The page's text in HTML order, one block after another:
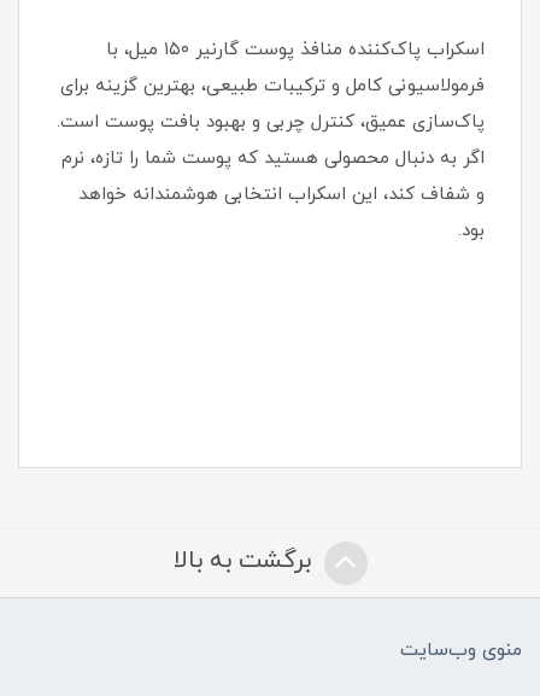
اسکراب پاک‌کننده منافذ پوست گارنیر ۱۵۰ میل، با
فرمولاسیونی کامل و ترکیبات طبیعی، بهترین گزینه برای
پاک‌سازی عمیق، کنترل چربی و بهبود بافت پوست است.
اگر به دنبال محصولی هستید که پوست شما را تازه، نرم
و شفاف کند، این اسکراب انتخابی هوشمندانه خواهد
بود.
برگشت به بالا
منوی وب‌سایت